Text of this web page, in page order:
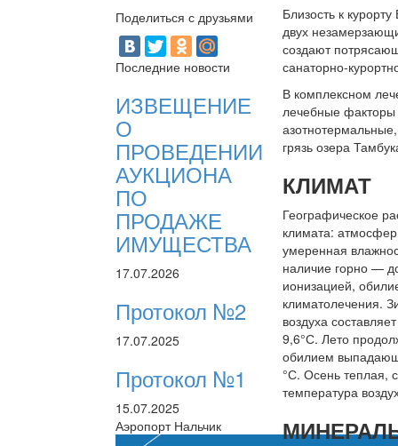
Поделиться с друзьями
Последние новости
ИЗВЕЩЕНИЕ
О
ПРОВЕДЕНИИ
АУКЦИОНА
ПО
ПРОДАЖЕ
ИМУЩЕСТВА
17.07.2026
Протокол №2
17.07.2025
Протокол №1
15.07.2025
Аэропорт Нальчик
Близость к
двух
создают
санаторно-
В комплексном
лечебные
грязь озера
КЛИМАТ
Географическое
климата:
умеренная
наличие горно —
ионизацией,
климатолечения.
воздуха
9,6°С. Лето
обилием
°С. Осень теплая,
температура